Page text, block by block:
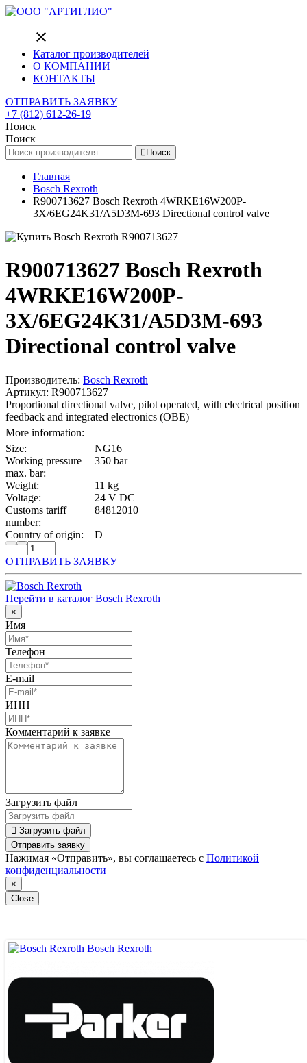
close
Каталог производителей
О КОМПАНИИ
КОНТАКТЫ
ОТПРАВИТЬ ЗАЯВКУ
+7 (812) 612-26-19
Поиск
Поиск
Поиск
Главная
Bosch Rexroth
R900713627 Bosch Rexroth 4WRKE16W200P-
3X/6EG24K31/A5D3M-693 Directional control valve
R900713627 Bosch Rexroth
4WRKE16W200P-
3X/6EG24K31/A5D3M-693
Directional control valve
Производитель: Bosch Rexroth
Артикул: R900713627
Proportional directional valve, pilot operated, with electrical position
feedback and integrated electronics (OBE)
More information:
Size:
NG16
Working pressure
max. bar:
350 bar
Weight:
11 kg
Voltage:
24 V DC
Customs tariff
number:
84812010
Country of origin: D
ОТПРАВИТЬ ЗАЯВКУ
Перейти в каталог Bosch Rexroth
×
Имя
Телефон
E-mail
ИНН
Комментарий к заявке
Загрузить файл
Загрузить файл
Отправить заявку
Нажимая «Отправить», вы соглашаетесь с Политикой
конфиденциальности
×
Close
Bosch Rexroth